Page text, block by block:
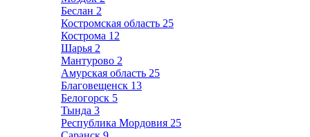
Беслан 2
Костромская область 25
Кострома 12
Шарья 2
Мантурово 2
Амурская область 25
Благовещенск 13
Белогорск 5
Тында 3
Республика Мордовия 25